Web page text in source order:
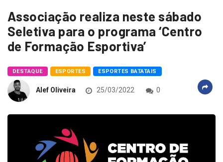
Associação realiza neste sábado
Seletiva para o programa ‘Centro
de Formação Esportiva’
DESTAQUE ESPORTES ESPORTES BATATAIS
Alef Oliveira 25/03/2022 0